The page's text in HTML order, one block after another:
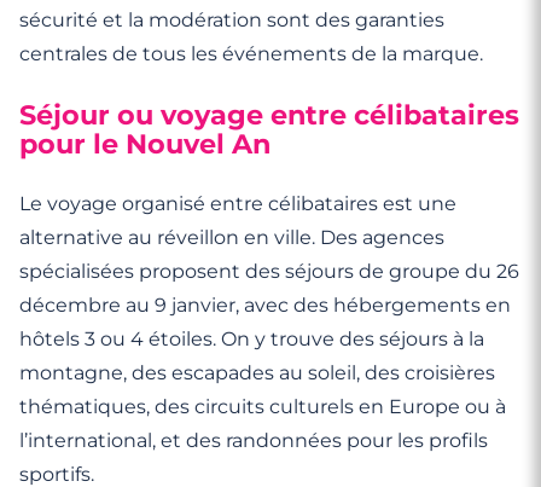
sécurité et la modération sont des garanties
centrales de tous les événements de la marque.
Séjour ou voyage entre célibataires
pour le Nouvel An
Le voyage organisé entre célibataires est une
alternative au réveillon en ville. Des agences
spécialisées proposent des séjours de groupe du 26
décembre au 9 janvier, avec des hébergements en
hôtels 3 ou 4 étoiles. On y trouve des séjours à la
montagne, des escapades au soleil, des croisières
thématiques, des circuits culturels en Europe ou à
l’international, et des randonnées pour les profils
sportifs.